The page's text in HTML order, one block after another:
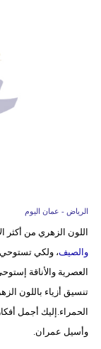
الرياض - عمان اليوم
اللون الزهري من أكثر
والصيف، ولكي
العصرية والأناقة
تنسيق أزياء باللون
الحمراء.إليك أجمل
وأسيل عمران.